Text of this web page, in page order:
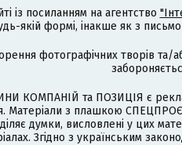
із посиланням на агентство
якій формі, інакше як з
фотографічних творів та/
КОМПАНІЙ та ПОЗИЦІЯ є
Матеріали з плашкою
думки, висловлені у цих
Згідно з українським